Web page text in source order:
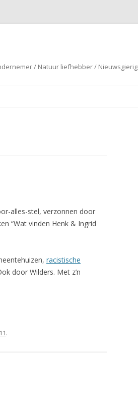
/ Natuur liefhebber / Nieuwsgierig
alles-stel, verzonnen door
“Wat vinden Henk & Ingrid
racistische
door Wilders. Met z’n
.